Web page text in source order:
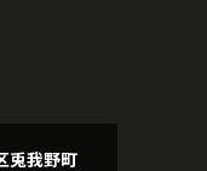
兎我野町